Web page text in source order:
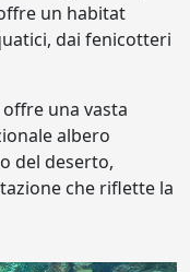
un habitat
dai fenicotteri
una vasta
albero
del deserto,
che riflette la